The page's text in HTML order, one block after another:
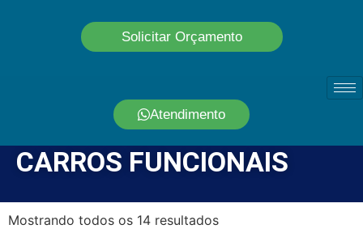
Solicitar Orçamento
Atendimento
CARROS FUNCIONAIS
Mostrando todos os 14 resultados